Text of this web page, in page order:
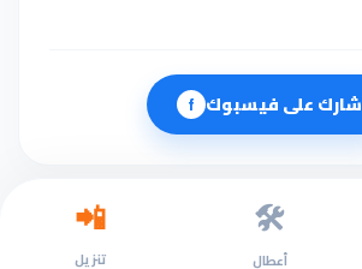
شارك على فيسبوك f
🛠️
أعطال
📲
تنزيل